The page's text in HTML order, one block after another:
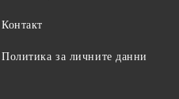
Контакт
Политика за личните данни